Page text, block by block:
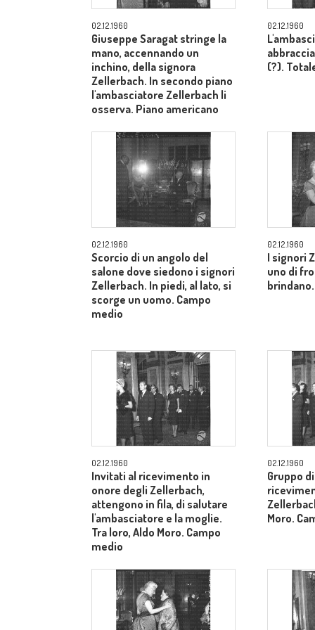
02.12.1960
Giuseppe Saragat stringe la
mano, accennando un
inchino, della signora
Zellerbach. In secondo piano
l'ambasciatore Zellerbach li
osserva. Piano americano
02.12.1960
(?).
02.12.1960
Scorcio di un angolo del
salone dove siedono i signori
Zellerbach. In piedi, al lato, si
scorge un uomo. Campo
medio
02.12.1960
I signori
uno di
02.12.1960
Invitati al ricevimento in
onore degli Zellerbach,
attengono in fila, di salutare
l'ambasciatore e la moglie.
Tra loro, Aldo Moro. Campo
medio
02.12.1960
Gruppo
Moro.